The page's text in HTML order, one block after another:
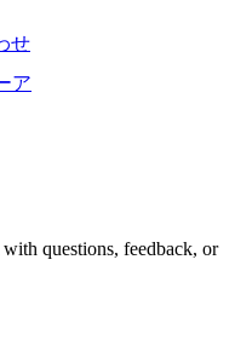
せ
ア
questions, feedback, or